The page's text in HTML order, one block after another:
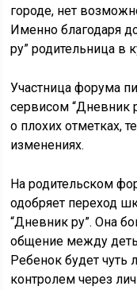
городе, нет
Именно благодаря
ру” родительница в
Участница форума
сервисом “Дневник
о плохих отметках,
изменениях.
На родительском
одобряет переход
“Дневник ру”. Она
общение между
Ребенок будет чуть
контролем через